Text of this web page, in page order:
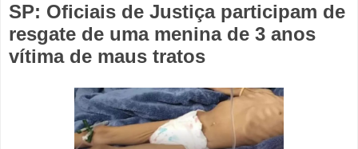
SP: Oficiais de Justiça participam de
resgate de uma menina de 3 anos
vítima de maus tratos